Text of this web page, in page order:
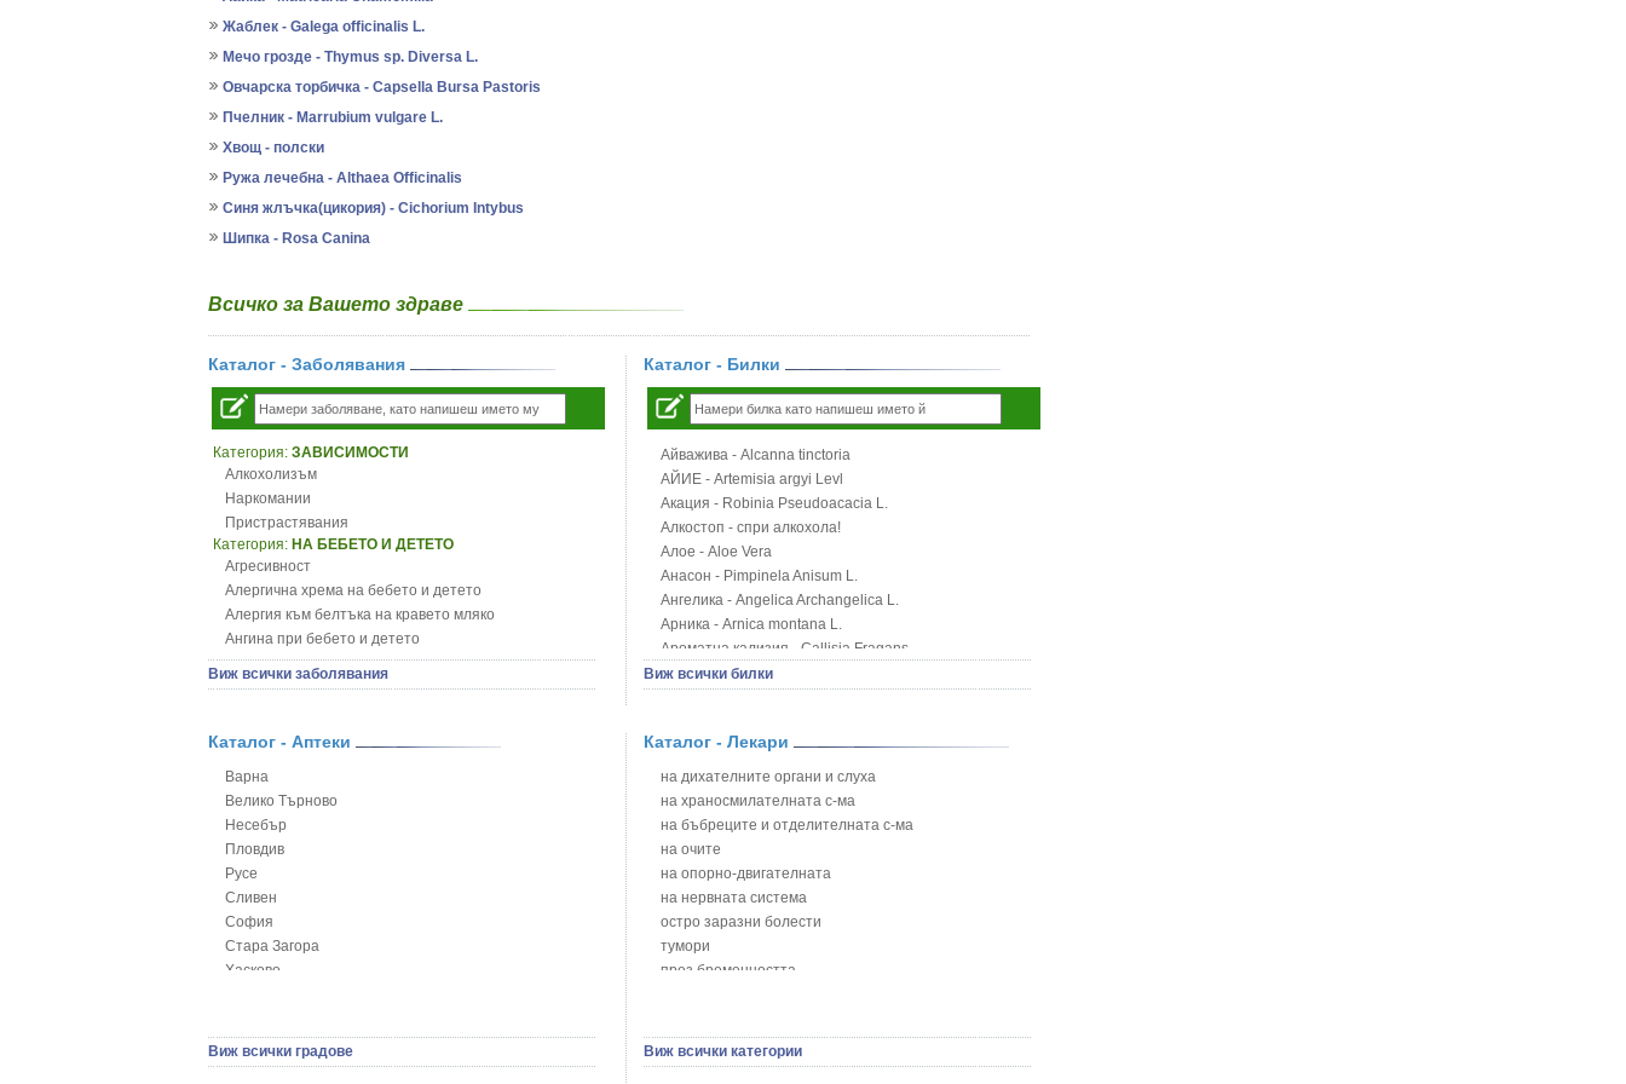
Жаблек - Galega officinalis L.
Мечо грозде - Thymus sp. Diversa L.
Овчарска торбичка - Capsella Bursa Pastoris
Пчелник - Marrubium vulgare L.
Хвощ - полски
Ружа лечебна - Althaea Officinalis
Синя жлъчка(цикория) - Cichorium Intybus
Шипка - Rosa Canina
Всичко за Вашето здраве
Каталог - Заболявания
Категория: ЗАВИСИМОСТИ
Алкохолизъм
Наркомании
Пристрастявания
Категория: НА БЕБЕТО И ДЕТЕТО
Агресивност
Алергична хрема на бебето и детето
Алергия към белтъка на кравето мляко
Ангина при бебето и детето
Анемия при бебето и детето
Апетит - пълни деца
Безапетитие при бебето и детето
Бронхит и пневмония при деца
Варицела
Висока температура на бебето и детето
Възпаление на ушите на бебето и детето
Глисти
Грижа за пъпа на новороденото
Грип при бебето и детето
Гърч
Детски диабет
Виж всички заболявания
Каталог - Билки
Айважива - Alcanna tinctoria
АЙИЕ - Artemisia argyi Levl
Акация - Robinia Pseudoacacia L.
Алкостоп - спри алкохола!
Алое - Aloe Vera
Анасон - Pimpinela Anisum L.
Ангелика - Angelica Archangelica L.
Арника - Arnica montana L.
Ароматна кализия - Callisia Fragans
Арония - Sorbus melanocorpa
Блатен аир - Acorus calamus L.
Блатен тъжник - Spirea ulmaria L.
Блян
Бобови шушулки - Phaseolus Vulgaris L.
Божур - Paeonia Decora
Борови връхчета - Pinus sylvestris
Босилек - Ocimum Basillicum
Брей - Tamus Communis
Брош - Rubia tinctorum L.
Бръшлян - Hedera helix L.
Бял имел - Viscum album L.
Бял оман - Inula Helenium L.
Виж всички билки
Каталог - Аптеки
Варна
Велико Търново
Несебър
Пловдив
Русе
Сливен
София
Стара Загора
Хасково
Виж всички градове
Каталог - Лекари
на дихателните органи и слуха
на храносмилателната с-ма
на бъбреците и отделителната с-ма
на очите
на опорно-двигателната
на нервната система
остро заразни болести
тумори
през бременността
сексуални проблеми
на половите органи
Виж всички категории